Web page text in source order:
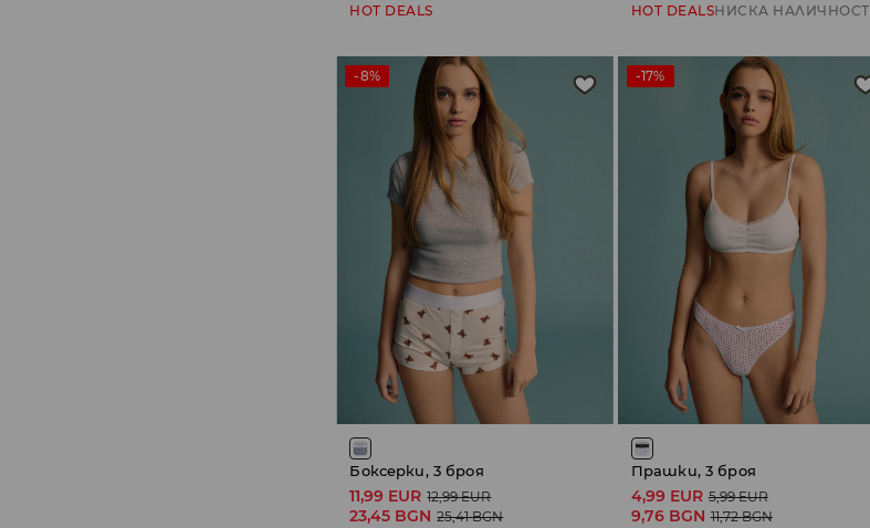
HOT DEALS
HOT DEALSНИСКА НАЛИЧНОСТ
-8%
Боксерки, 3 броя
11,99 EUR 12,99 EUR
23,45 BGN 25,41 BGN
-17%
Прашки, 3 броя
4,99 EUR 5,99 EUR
9,76 BGN 11,72 BGN